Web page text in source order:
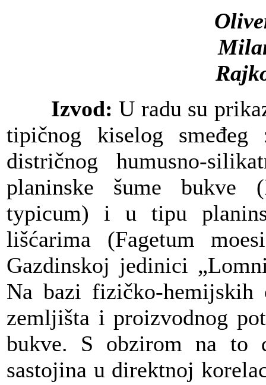
Izvod: U radu su
tipičnog kiselog
distričnog humusno-
planinske šume bukve
typicum) i u tipu
lišćarima (Fagetum
Gazdinskoj jedinici
Na bazi fizičko-hemijskih
zemljišta i proizvodnog
bukve. S obzirom na to
sastojina u direktnoj